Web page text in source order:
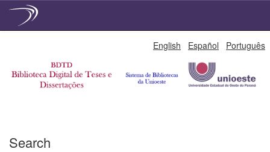
English Español Português
Search